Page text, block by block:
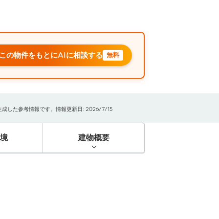
の物件をもとにAIに相談する 無料
した参考情報です。情報更新日: 2026/7/15
建物概要